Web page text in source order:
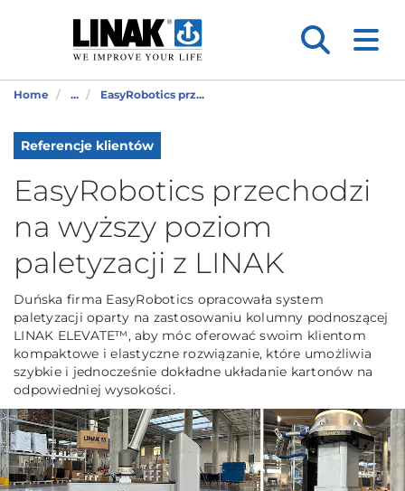
Home ... EasyRobotics prz...
Referencje klientów
EasyRobotics przechodzi
na wyższy poziom
paletyzacji z LINAK
Duńska firma EasyRobotics opracowała system
paletyzacji oparty na zastosowaniu kolumny podnoszącej
LINAK ELEVATE™, aby móc oferować swoim klientom
kompaktowe i elastyczne rozwiązanie, które umożliwia
szybkie i jednocześnie dokładne układanie kartonów na
odpowiedniej wysokości.